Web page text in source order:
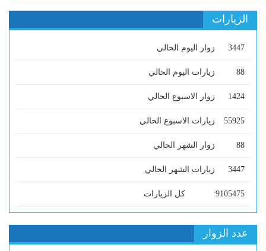
الزيارات
3447 زوار اليوم الحالي
88 زيارات اليوم الحالي
1424 زوار الاسبوع الحالي
55925 زيارات الاسبوع الحالي
88 زوار الشهر الحالي
3447 زيارات الشهر الحالي
9105475 كل الزيارات
عدد الزوار